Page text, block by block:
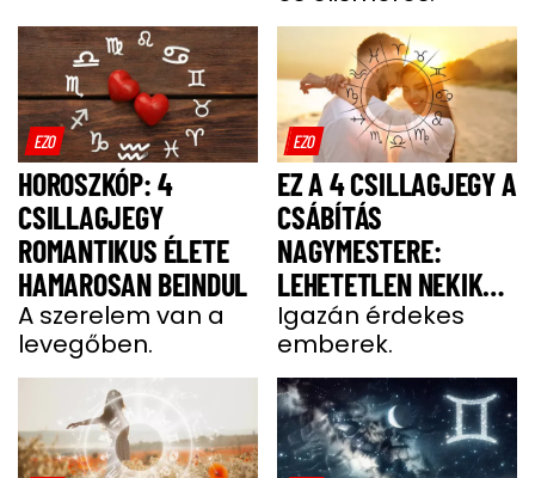
EZO
HOROSZKÓP: 4
CSILLAGJEGY
ROMANTIKUS ÉLETE
HAMAROSAN BEINDUL
A szerelem van a
levegőben.
EZO
EZ A 4 CSILLAGJEGY A
CSÁBÍTÁS
NAGYMESTERE:
LEHETETLEN NEKIK
ELLENÁLLNI
Igazán érdekes
emberek.